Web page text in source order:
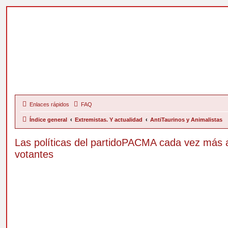
Enlaces rápidos FAQ
Índice general Extremistas. Y actualidad AntiTaurinos y Animalistas
Las políticas del partidoPACMA cada vez más
votantes